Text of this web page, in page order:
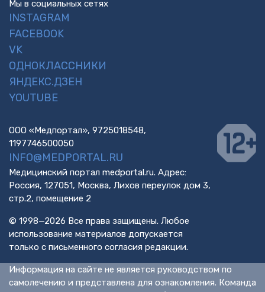
Мы в социальных сетях
INSTAGRAM
FACEBOOK
VK
ОДНОКЛАССНИКИ
ЯНДЕКС.ДЗЕН
YOUTUBE
ООО «Медпортал», 9725018548,
1197746500050
INFO@MEDPORTAL.RU
Медицинский портал medportal.ru. Адрес:
Россия, 127051, Москва, Лихов переулок дом 3,
стр.2, помещение 2
© 1998—2026 Все права защищены. Любое
использование материалов допускается
только с письменного согласия редакции.
Информация на сайте не является руководством по
самолечению и представлена для ознакомления. Команда